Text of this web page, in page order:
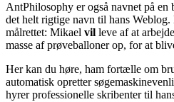
AntPhilosophy er også navnet på en
det helt rigtige navn til hans
målrettet: Mikael vil leve af at
masse af prøveballoner op, for at
Her kan du høre, ham fortælle om
automatisk opretter
hyrer professionelle skribenter til